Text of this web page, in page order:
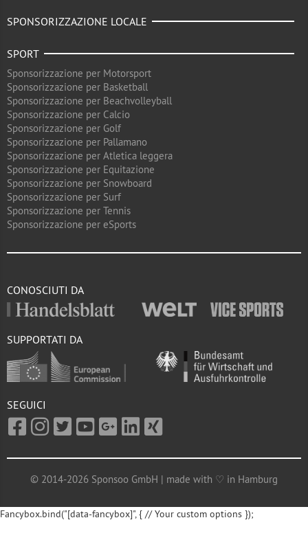
SPONSORIZZAZIONE LOCALE
SPORT
Sponsorizzazione per Motorsport
Sponsorizzazione per Basketball
Sponsorizzazione per Beachvolleyball
Sponsorizzazione per Calcio
Sponsorizzazione per Golf
Sponsorizzazione per Pallamano
Sponsorizzazione per Atletica leggera
Sponsorizzazione per Equitazione
Sponsorizzazione per Snowboard
Sponsorizzazione per Surf
Sponsorizzazione per Tennis
Sponsorizzazione per eSports
CONOSCIUTI DA
SUPPORTATI DA
SEGUICI
© 2014-2026 Sponsoo GmbH | made with ♡ in Hamburg
Fancybox.bind("[data-fancybox]", { // Your custom options });